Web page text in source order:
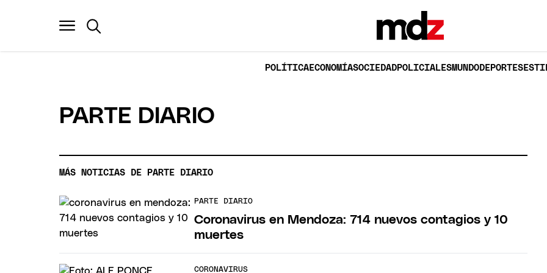
POLÍTICAECONOMÍASOCIEDADPOLICIALESMUNDODEPORTES
PARTE DIARIO
MÁS NOTICIAS DE PARTE DIARIO
PARTE DIARIO
Coronavirus en Mendoza: 714 nuevos contagios y 10
muertes
CORONAVIRUS